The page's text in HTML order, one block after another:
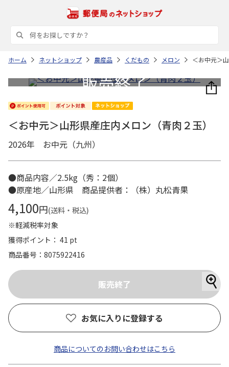
ホーム ネットショップ 農産品 くだもの メロン ＜お中元＞
＜お中元＞山形県産庄内メロン（青肉２玉）
2026年 お中元（九州）
●商品内容／2.5kg（秀：2個）
●原産地／山形県 商品提供者：（株）丸松青果
4,100円(送料・税込)
※軽減税率対象
獲得ポイント： 41 pt
商品番号
8075922416
お気に入りに登録する
商品についてのお問い合わせはこちら